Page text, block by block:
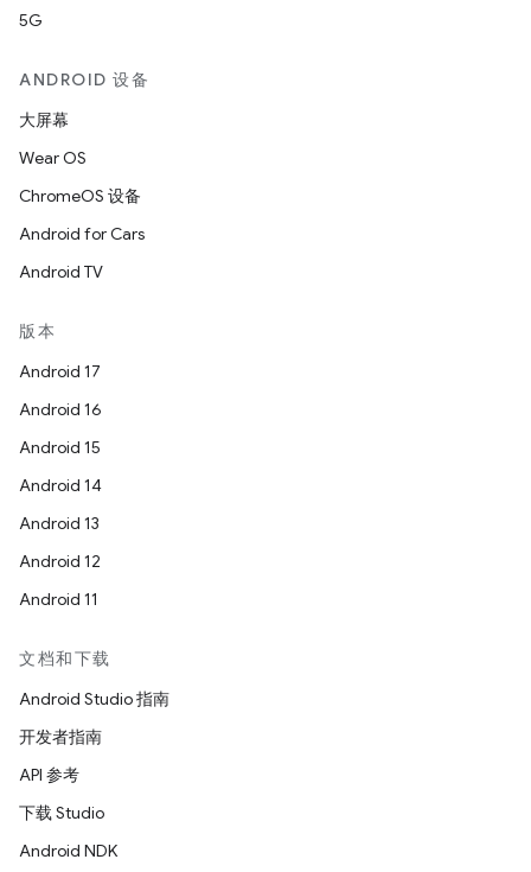
5G
ANDROID 设备
大屏幕
Wear OS
ChromeOS 设备
Android for Cars
Android TV
版本
Android 17
Android 16
Android 15
Android 14
Android 13
Android 12
Android 11
文档和下载
Android Studio 指南
开发者指南
API 参考
下载 Studio
Android NDK